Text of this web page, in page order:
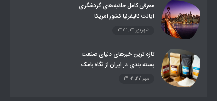
معرفی کامل جاذبه‌های گردشگری
ایالت کالیفرنیا کشور آمریکا
شهریور 14, 1402
تازه ترین خبرهای دنیای صنعت
بسته بندی در ایران از نگاه بامک
مهر 27, 1402